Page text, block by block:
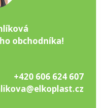
obchodníka!
+420 606 624 607